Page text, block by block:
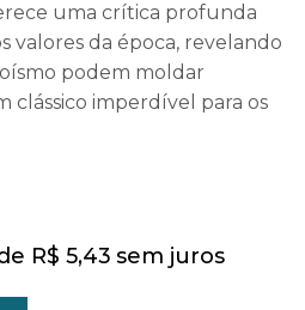
uma crítica profunda
valores da época, revelando
podem moldar
clássico imperdível para os
R$ 5,43 sem juros